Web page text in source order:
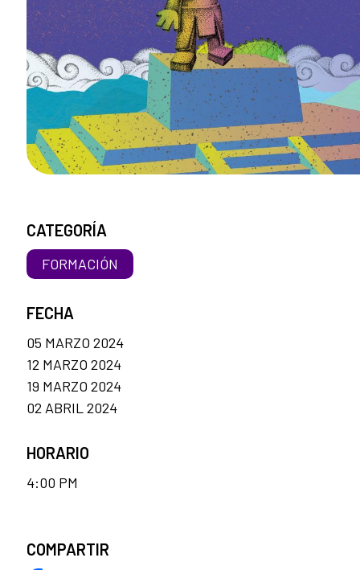
CATEGORÍA
FORMACIÓN
FECHA
05 MARZO 2024
12 MARZO 2024
19 MARZO 2024
02 ABRIL 2024
HORARIO
4:00 PM
COMPARTIR